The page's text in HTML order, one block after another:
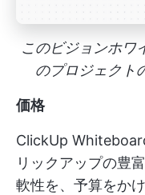
このビジョンホワ
のプロジェクト
価格
ClickUp
リックアップの豊
軟性を、予算をか